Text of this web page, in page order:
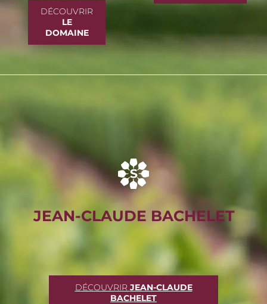
DÉCOUVRIR
LE
DOMAINE
JEAN-CLAUDE BACHELET
DÉCOUVRIR JEAN-CLAUDE
BACHELET